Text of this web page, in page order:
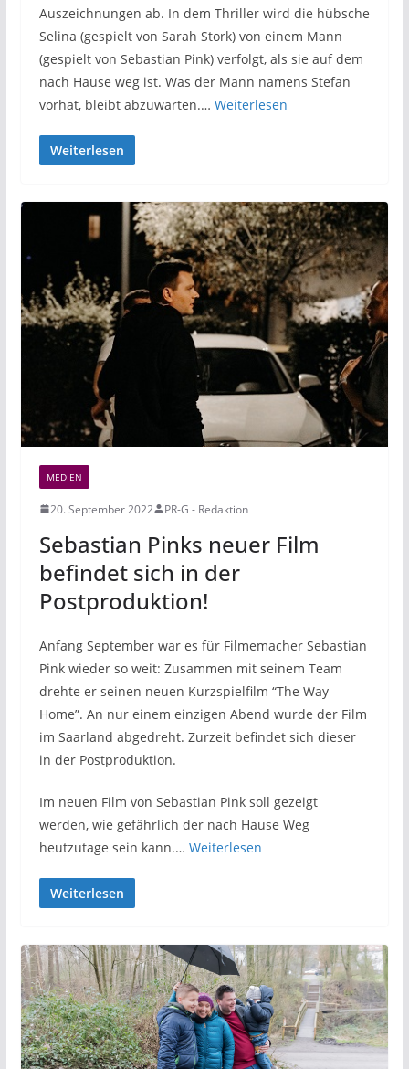
Auszeichnungen ab. In dem Thriller wird die hübsche
Selina (gespielt von Sarah Stork) von einem Mann
(gespielt von Sebastian Pink) verfolgt, als sie auf dem
nach Hause weg ist. Was der Mann namens Stefan
vorhat, bleibt abzuwarten.… Weiterlesen
Weiterlesen
MEDIEN
20. September 2022 PR-G - Redaktion
Sebastian Pinks neuer Film
befindet sich in der
Postproduktion!
Anfang September war es für Filmemacher Sebastian
Pink wieder so weit: Zusammen mit seinem Team
drehte er seinen neuen Kurzspielfilm “The Way
Home”. An nur einem einzigen Abend wurde der Film
im Saarland abgedreht. Zurzeit befindet sich dieser
in der Postproduktion.
Im neuen Film von Sebastian Pink soll gezeigt
werden, wie gefährlich der nach Hause Weg
heutzutage sein kann.… Weiterlesen
Weiterlesen